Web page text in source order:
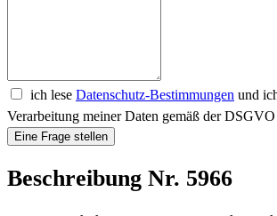
ich lese Datenschutz-Bestimmungen und
Verarbeitung meiner Daten gemäß der DSGVO
Eine Frage stellen
Beschreibung Nr. 5966